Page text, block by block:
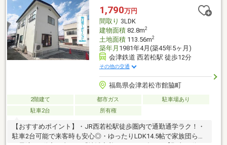
田小学校 徒歩約10分・第五中学校 徒歩約7分◆『頭金 0円』
『車のローンが残ってる』『転職したばかり』そんな方もご購入
可能です！
1,790万円
間取り 3LDK
建物面積82.8m2
土地面積113.56m2
築年月 1981年4月(築45年5ヶ月)
会津鉄道 西若松駅 徒歩12分
その他の交通
福島県会津若松市館脇町
2階建て 都市ガス
駐車場あり
駐車2台
所有権
【おすすめポイント】・JR西若松駅徒歩圏内で通勤通学ラク！・
駐車2台可能で来客時も安心◎・ゆったりLDK14.5帖で家族団らん